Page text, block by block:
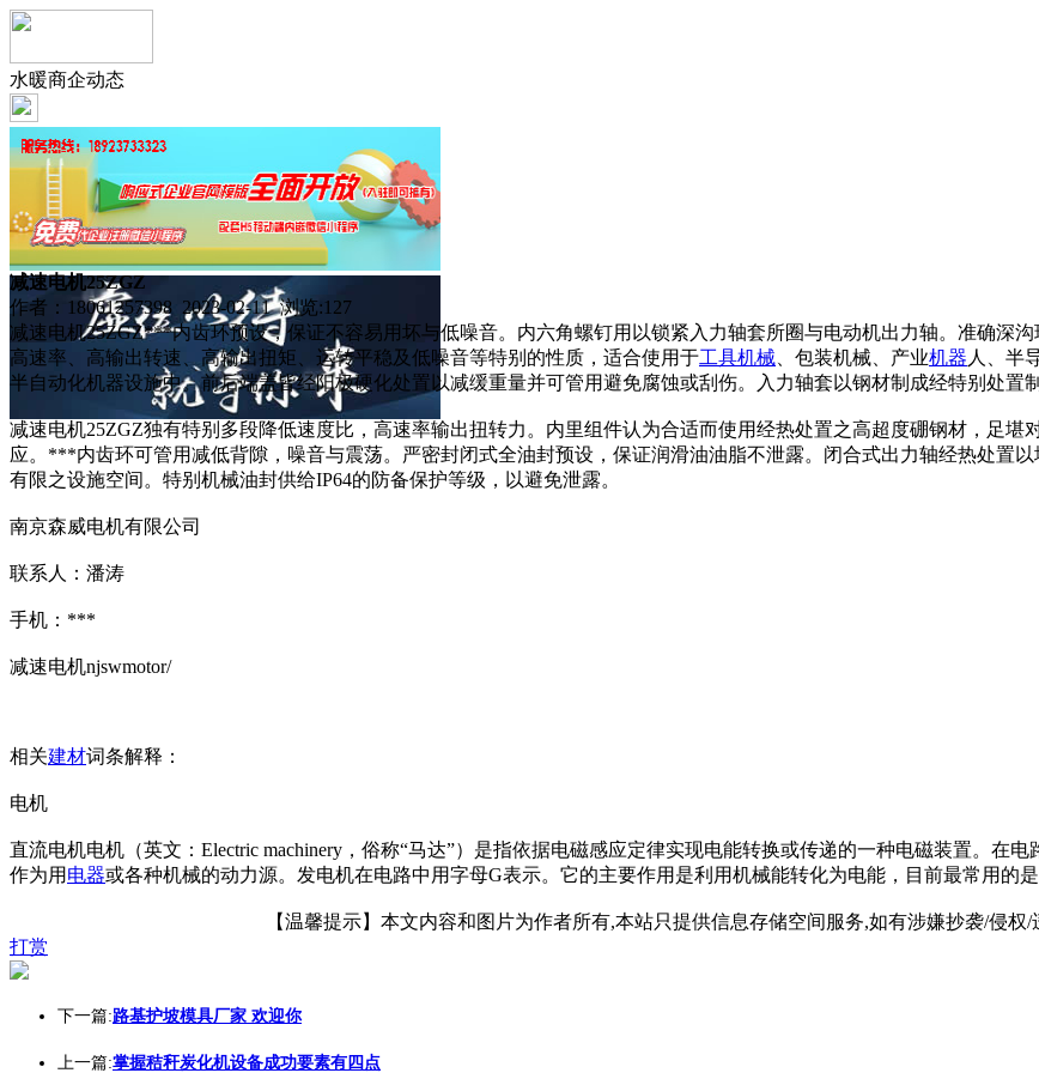
水暖商企动态
减速电机25ZGZ
作者：18061257398 2023-02-11 浏览:127
减速电机25ZGZ***内齿环预设，保证不容易用坏与低噪音。内六角螺钉用以锁紧入力轴套所圈与电动机出力轴。准确深
高速率、高输出转速、高输出扭矩、运转平稳及低噪音等特别的性质，适合使用于工具机械 、包装机械、产业机器 人、半
半自动化机器设施中。前后端盖皆经阳极硬化处置以减缓重量并可管用避免腐蚀或刮伤。入力轴套以钢材制成经特别处置
减速电机25ZGZ独有特别多段降低速度比，高速率输出扭转力。内里组件认为合适而使用经热处置之高超度硼钢材，足
应。***内齿环可管用减低背隙，噪音与震荡。严密封闭式全油封预设，保证润滑油油脂不泄露。闭合式出力轴经热处置
有限之设施空间。特别机械油封供给IP64的防备保护等级，以避免泄露。
南京森威电机有限公司
联系人：潘涛
手机：***
减速电机njswmotor/
相关建材词条解释：
电机
直流电机电机（英文：Electric machinery，俗称“马达”）是指依据电磁感应定律实现电能转换或传递的一种电磁装置。在
作为用 电器或各种机械的动力源。发电机在电路中用字母G表示。它的主要作用是利用机械能转化为电能，目前最常用的
【温馨提示】本文内容和图片为作者所有,本站只提供信息存储空间服务,如有涉嫌抄袭/侵权/
打赏
下一篇:路基护坡模具厂家 欢迎你
上一篇:掌握秸秆炭化机设备成功要素有四点